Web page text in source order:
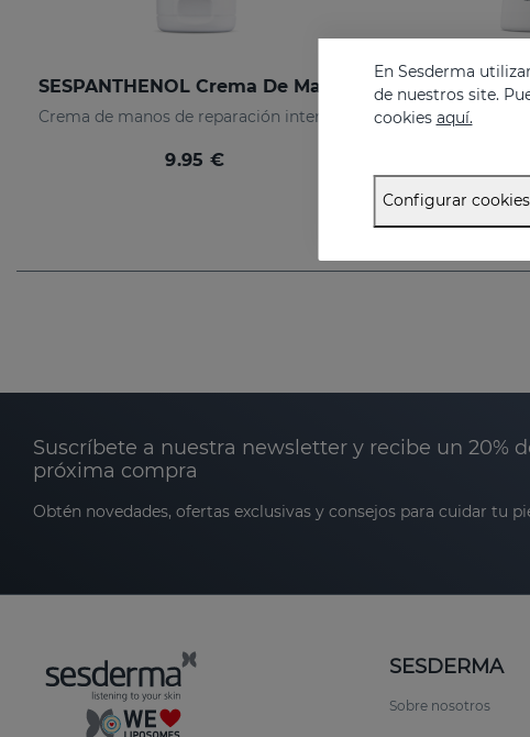
9.95 €
Suscríbete a nuestra newsletter y recibe un 20%
próxima compra
Obtén novedades, ofertas exclusivas y consejos para cuidar tu
SESDERMA
Sobre nosotros
En Sesderma
de nuestros site.
cookies aquí.
Configurar cookies